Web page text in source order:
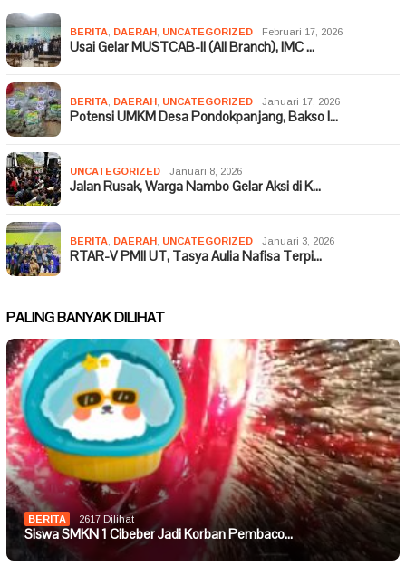
BERITA DAERAH UNCATEGORIZED Februari 17, 2026
Usai Gelar MUSTCAB-II (All Branch), IMC …
BERITA DAERAH UNCATEGORIZED Januari 17, 2026
Potensi UMKM Desa Pondokpanjang, Bakso I…
UNCATEGORIZED Januari 8, 2026
Jalan Rusak, Warga Nambo Gelar Aksi di K…
BERITA DAERAH UNCATEGORIZED Januari 3, 2026
RTAR-V PMII UT, Tasya Aulia Nafisa Terpi…
PALING BANYAK DILIHAT
BERITA 2617 Dilihat
Siswa SMKN 1 Cibeber Jadi Korban Pembaco…